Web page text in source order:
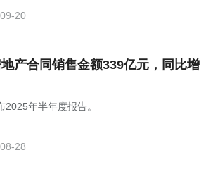
20
产合同销售金额339亿元，同比增
年半年度报告。
28